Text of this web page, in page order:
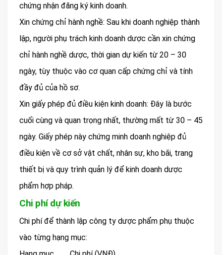
chứng nhận đăng ký kinh doanh.
Xin chứng chỉ hành nghề: Sau khi doanh nghiệp thành
lập, người phụ trách kinh doanh dược cần xin chứng
chỉ hành nghề dược, thời gian dự kiến từ 20 – 30
ngày, tùy thuộc vào cơ quan cấp chứng chỉ và tính
đầy đủ của hồ sơ.
Xin giấy phép đủ điều kiện kinh doanh: Đây là bước
cuối cùng và quan trọng nhất, thường mất từ 30 – 45
ngày. Giấy phép này chứng minh doanh nghiệp đủ
điều kiện về cơ sở vật chất, nhân sự, kho bãi, trang
thiết bị và quy trình quản lý để kinh doanh dược
phẩm hợp pháp.
Chi phí dự kiến
Chi phí để thành lập công ty dược phẩm phụ thuộc
vào từng hạng mục: